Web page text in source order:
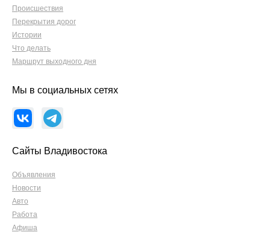
Происшествия
Перекрытия дорог
Истории
Что делать
Маршрут выходного дня
Мы в социальных сетях
Сайты Владивостока
Объявления
Новости
Авто
Работа
Афиша